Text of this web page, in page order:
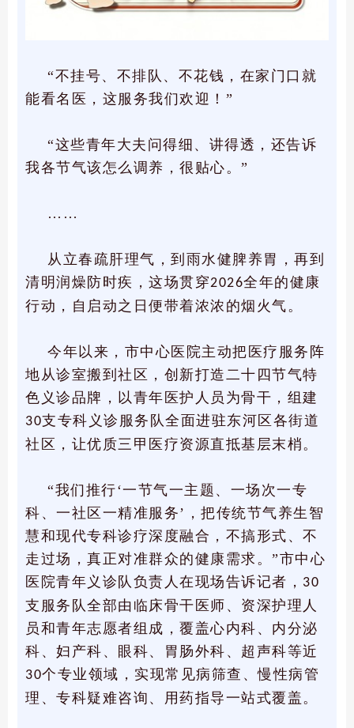
“不挂号、不排队、不花钱，在家门口就
能看名医，这服务我们欢迎！”
“这些青年大夫问得细、讲得透，还告诉
我各节气该怎么调养，很贴心。”
……
从立春疏肝理气，到雨水健脾养胃，再到
清明润燥防时疾，这场贯穿2026全年的健康
行动，自启动之日便带着浓浓的烟火气。
今年以来，市中心医院主动把医疗服务阵
地从诊室搬到社区，创新打造二十四节气特
色义诊品牌，以青年医护人员为骨干，组建
30支专科义诊服务队全面进驻东河区各街道
社区，让优质三甲医疗资源直抵基层末梢。
“我们推行‘一节气一主题、一场次一专
科、一社区一精准服务’，把传统节气养生智
慧和现代专科诊疗深度融合，不搞形式、不
走过场，真正对准群众的健康需求。”市中心
医院青年义诊队负责人在现场告诉记者， 30
支服务队全部由临床骨干医师、资深护理人
员和青年志愿者组成，覆盖心内科、内分泌
科、妇产科、眼科、胃肠外科、超声科等近
30个专业领域，实现常见病筛查、慢性病管
理、专科疑难咨询、用药指导一站式覆盖。